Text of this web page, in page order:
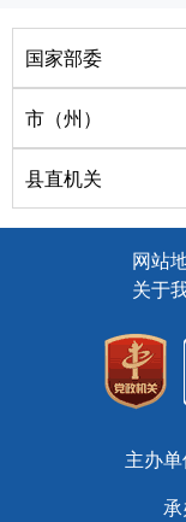
国家部委
市（州）
县直机关
网站
关于
主办